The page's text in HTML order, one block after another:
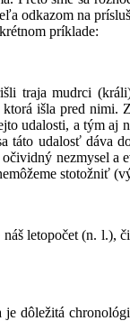
odkazom na
príklade:
traja mudrci
išla pred
udalosti, a tým aj
táto udalosť dáva
nezmysel
stotožniť
náš letopočet (n.
dôležitá